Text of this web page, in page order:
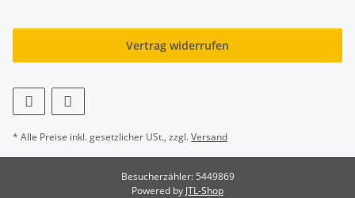
Vertrag widerrufen
* Alle Preise inkl. gesetzlicher USt., zzgl.Versand
Besucherzähler: 5449869
Powered by JTL-Shop